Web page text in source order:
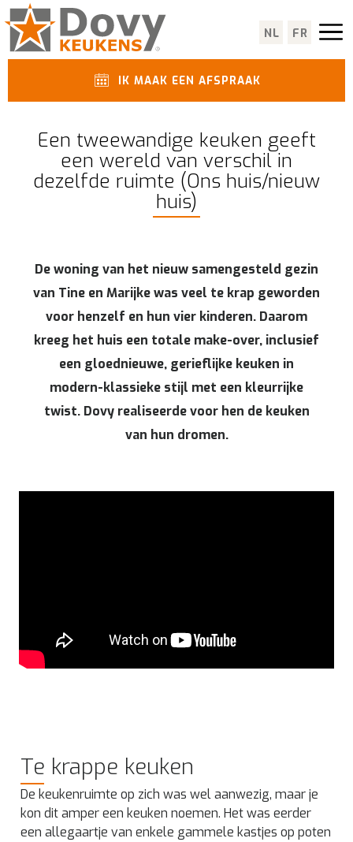
NL FR
IK MAAK EEN AFSPRAAK
Een tweewandige keuken geeft
een wereld van verschil in
dezelfde ruimte (Ons huis/nieuw
huis)
De woning van het nieuw samengesteld gezin
van Tine en Marijke was veel te krap geworden
voor henzelf en hun vier kinderen. Daarom
kreeg het huis een totale make-over, inclusief
een gloednieuwe, gerieflijke keuken in
modern-klassieke stijl met een kleurrijke
twist. Dovy realiseerde voor hen de keuken
van hun dromen.
Te krappe keuken
De keukenruimte op zich was wel aanwezig, maar je
kon dit amper een keuken noemen. Het was eerder
een allegaartje van enkele gammele kastjes op poten